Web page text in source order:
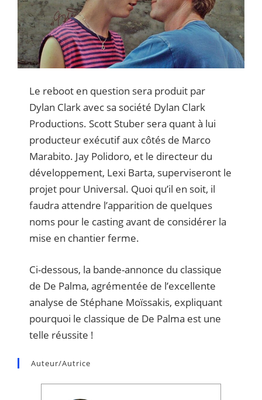
Le reboot en question sera produit par
Dylan Clark avec sa société Dylan Clark
Productions. Scott Stuber sera quant à lui
producteur exécutif aux côtés de Marco
Marabito. Jay Polidoro, et le directeur du
développement, Lexi Barta, superviseront le
projet pour Universal. Quoi qu’il en soit, il
faudra attendre l’apparition de quelques
noms pour le casting avant de considérer la
mise en chantier ferme.
Ci-dessous, la bande-annonce du classique
de De Palma, agrémentée de l’excellente
analyse de Stéphane Moïssakis, expliquant
pourquoi le classique de De Palma est une
telle réussite !
Auteur/autrice